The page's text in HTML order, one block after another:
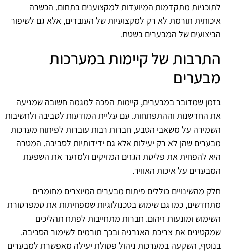
לתוכניות מתקדמות המיועדות למקצוענים בתחום. הכשרה
איכותית תורמת לא רק למקצועיות של העובדים, אלא גם לשיפור
הביצועים של המבערים בשטח.
התרבות של קיימות במערכות
מבערים
בזמן שמדובר במבערים, קיימות הפכה למגמה חשובה שמניעה
את החדשנות וההתפתחות. עם עליית המודעות לסביבה ולחשיבות
השמירה על משאבי הטבע, חברות רבות עוברות לפיתוח מערכות
מבערים שהן לא רק יעילות אלא גם ידידותיות לסביבה. המטרה
היא להפחית את פליטת הגזים המזיקים ולמזער את השפעת
המבערים על איכות האוויר.
חלק מהשינויים כוללים פיתוח מבערים המיוצרים מחומרים
מתחדשים, כמו גם שימוש בטכנולוגיות שמפחיתות את טמפרטורת
השימוש ומונעות זיהום. חברות מתחייבות לפתח תהליכים
שמקטינים את צריכת האנרגיה ובכך תורמים לשימור הסביבה.
בנוסף, השקעה במערכות ניהול פסולת יעילה מאפשרת למבערים